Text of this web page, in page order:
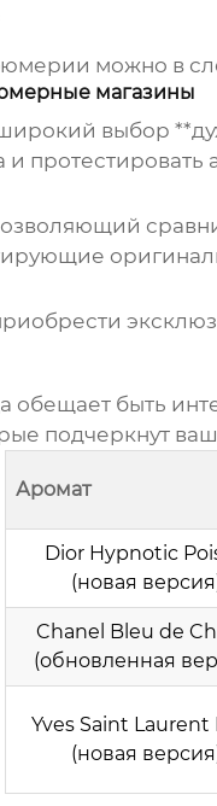
можно в
магазины
выбор
протестировать
быть
подчеркнут
Аромат
Dior Hypnotic
(новая
Chanel Bleu de
(обновленная
Yves Saint Laurent
(новая